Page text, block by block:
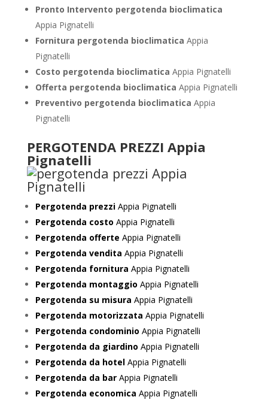
Pronto Intervento pergotenda bioclimatica
Appia Pignatelli
Fornitura pergotenda bioclimatica Appia
Pignatelli
Costo pergotenda bioclimatica Appia Pignatelli
Offerta pergotenda bioclimatica Appia Pignatelli
Preventivo pergotenda bioclimatica Appia
Pignatelli
PERGOTENDA PREZZI Appia
Pignatelli
Pergotenda prezziAppia Pignatelli
Pergotenda costo Appia Pignatelli
Pergotenda offerte Appia Pignatelli
Pergotenda vendita Appia Pignatelli
Pergotenda fornitura Appia Pignatelli
Pergotenda montaggio Appia Pignatelli
Pergotenda su misura Appia Pignatelli
Pergotenda motorizzata Appia Pignatelli
Pergotenda condominio Appia Pignatelli
Pergotenda da giardino Appia Pignatelli
Pergotenda da hotelAppia Pignatelli
Pergotenda da barAppia Pignatelli
Pergotenda economica Appia Pignatelli